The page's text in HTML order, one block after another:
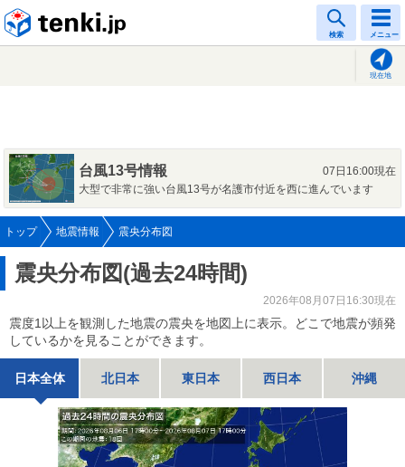
検索 メニュー
現在地
台風13号情報
07日16:00現在
大型で非常に強い台風13号が名護市付近を西に進んでいます
トップ 地震情報 震央分布図
震央分布図(過去24時間)
2026年08月07日16:30現在
震度1以上を観測した地震の震央を地図上に表示。どこで地震が頻発
しているかを見ることができます。
日本全体 北日本 東日本 西日本 沖縄